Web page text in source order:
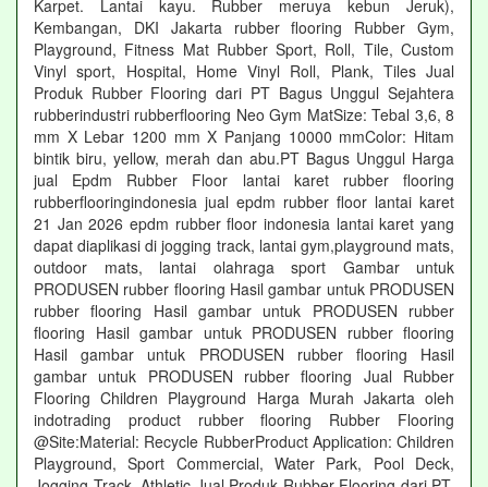
Karpet. Lantai kayu. Rubber meruya kebun Jeruk),
Kembangan, DKI Jakarta rubber flooring Rubber Gym,
Playground, Fitness Mat Rubber Sport, Roll, Tile, Custom
Vinyl sport, Hospital, Home Vinyl Roll, Plank, Tiles Jual
Produk Rubber Flooring dari PT Bagus Unggul Sejahtera
rubberindustri rubberflooring Neo Gym MatSize: Tebal 3,6, 8
mm X Lebar 1200 mm X Panjang 10000 mmColor: Hitam
bintik biru, yellow, merah dan abu.PT Bagus Unggul Harga
jual Epdm Rubber Floor lantai karet rubber flooring
rubberflooringindonesia jual epdm rubber floor lantai karet
21 Jan 2026 epdm rubber floor indonesia lantai karet yang
dapat diaplikasi di jogging track, lantai gym,playground mats,
outdoor mats, lantai olahraga sport Gambar untuk
PRODUSEN rubber flooring Hasil gambar untuk PRODUSEN
rubber flooring Hasil gambar untuk PRODUSEN rubber
flooring Hasil gambar untuk PRODUSEN rubber flooring
Hasil gambar untuk PRODUSEN rubber flooring Hasil
gambar untuk PRODUSEN rubber flooring Jual Rubber
Flooring Children Playground Harga Murah Jakarta oleh
indotrading product rubber flooring Rubber Flooring
@Site:Material: Recycle RubberProduct Application: Children
Playground, Sport Commercial, Water Park, Pool Deck,